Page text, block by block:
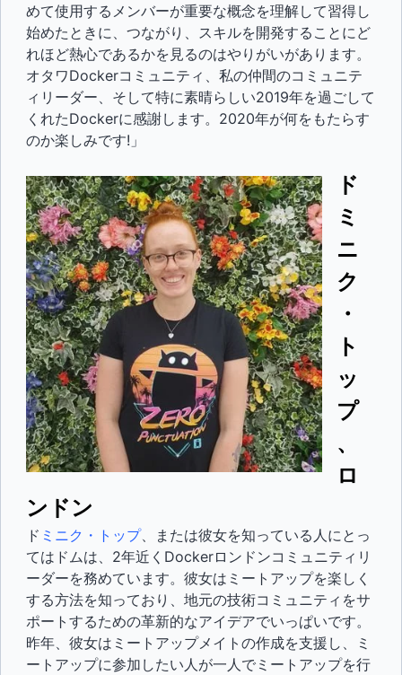
めて使用するメンバーが重要な概念を理解して習得し
始めたときに、つながり、スキルを開発することにど
れほど熱心であるかを見るのはやりがいがあります。
オタワDockerコミュニティ、私の仲間のコミュニテ
ィリーダー、そして特に素晴らしい2019年を過ごして
くれたDockerに感謝します。2020年が何をもたらす
のか楽しみです!」
ド
ミ
ニ
ク
・
ト
ッ
プ
、
ロ
ンドン
ド ミニク・トップ、または彼女を知っている人にとっ
てはドムは、2年近くDockerロンドンコミュニティリ
ーダーを務めています。彼女はミートアップを楽しく
する方法を知っており、地元の技術コミュニティをサ
ポートするための革新的なアイデアでいっぱいです。
昨年、彼女はミートアップメイトの作成を支援し、ミ
ートアップに参加したい人が一人でミートアップを行